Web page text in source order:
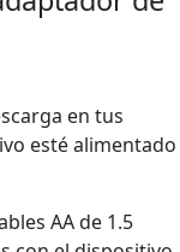
en tus
esté alimentado
AA de 1.5